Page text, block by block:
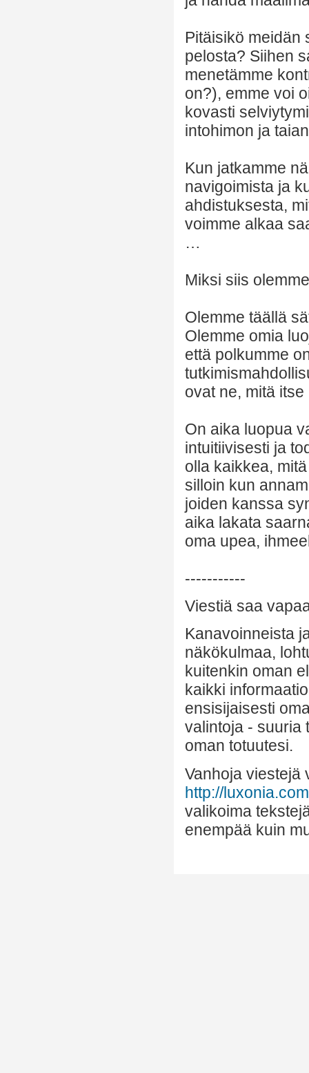
Pitäisikö meidän
pelosta? Siihen
menetämme
on?), emme voi
kovasti
intohimon ja
Kun jatkamme
navigoimista ja
ahdistuksesta,
voimme alkaa
…
Miksi siis
Olemme täällä
Olemme omia
että polkumme
ovat ne, mitä
On aika luopua
intuitiivisesti ja
olla kaikkea,
silloin kun
joiden kanssa
aika lakata
oma upea,
-----------
Viestiä saa
Kanavoinneista
näkökulmaa,
kuitenkin oman
kaikki
ensisijaisesti
valintoja - suuria
oman totuutesi.
Vanhoja viestejä
http://
valikoima
enempää kuin